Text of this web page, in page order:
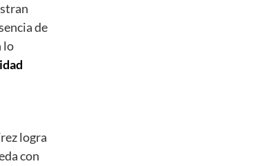
de
lo
logra
con